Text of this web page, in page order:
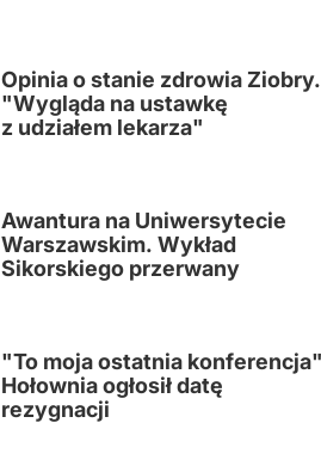
Opinia o stanie zdrowia Ziobry.
"Wygląda na ustawkę
z udziałem lekarza"
Awantura na Uniwersytecie
Warszawskim. Wykład
Sikorskiego przerwany
"To moja ostatnia
Hołownia ogłosił datę
rezygnacji